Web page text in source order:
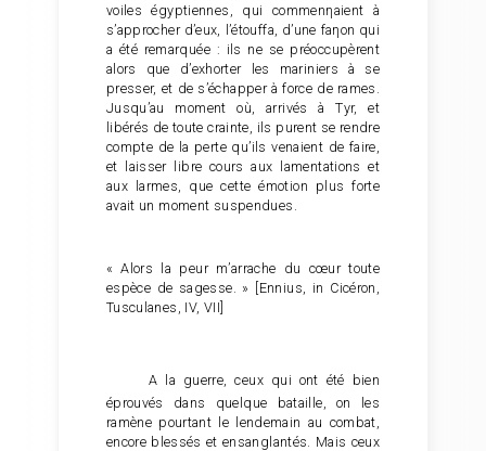
voiles égyptiennes, qui commenηaient à
s’approcher d’eux, l’étouffa, d’une faηon qui
a été remarquée : ils ne se préoccupèrent
alors que d’exhorter les mariniers à se
presser, et de s’échapper à force de rames.
Jusqu’au moment où, arrivés à Tyr, et
libérés de toute crainte, ils purent se rendre
compte de la perte qu’ils venaient de faire,
et laisser libre cours aux lamentations et
aux larmes, que cette émotion plus forte
avait un moment suspendues.
« Alors la peur m’arrache du cœur toute
espèce de sagesse. » [Ennius, in Cicéron,
Tusculanes, IV, VII]
A la guerre, ceux qui ont été bien
éprouvés dans quelque bataille, on les
ramène pourtant le lendemain au combat,
encore blessés et ensanglantés. Mais ceux